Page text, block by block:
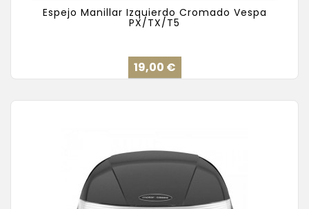
Espejo Manillar Izquierdo Cromado Vespa
PX/TX/T5
19,00 €